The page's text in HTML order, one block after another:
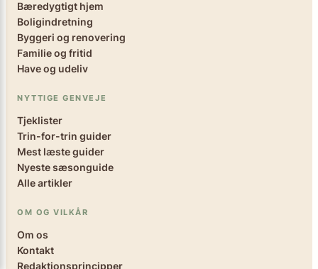
Bæredygtigt hjem
Boligindretning
Byggeri og renovering
Familie og fritid
Have og udeliv
NYTTIGE GENVEJE
Tjeklister
Trin-for-trin guider
Mest læste guider
Nyeste sæsonguide
Alle artikler
OM OG VILKÅR
Om os
Kontakt
Redaktionsprincipper